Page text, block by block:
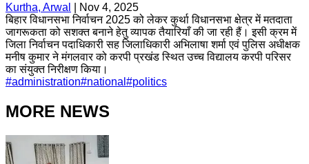
Kurtha, Arwal
Nov 4, 2025
बिहार विधानसभा निर्वाचन 2025 को लेकर कुर्था विधानसभा क्षेत्र में मतदाता
जागरूकता को सशक्त बनाने हेतु व्यापक तैयारियाँ की जा रही हैं। इसी क्रम में
जिला निर्वाचन पदाधिकारी सह जिलाधिकारी अभिलाषा शर्मा एवं पुलिस अधीक्षक
मनीष कुमार ने मंगलवार को करपी प्रखंड स्थित उच्च विद्यालय करपी परिसर
का संयुक्त निरीक्षण किया।
#administration#national #politics
MORE NEWS